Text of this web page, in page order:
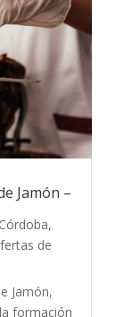
Jamón –
Córdoba,
de
Jamón,
formación